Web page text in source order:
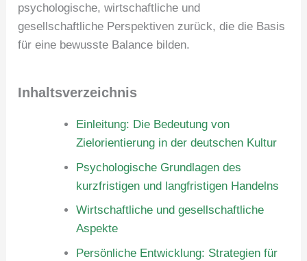
psychologische, wirtschaftliche und
gesellschaftliche Perspektiven zurück, die die Basis
für eine bewusste Balance bilden.
Inhaltsverzeichnis
Einleitung: Die Bedeutung von
Zielorientierung in der deutschen Kultur
Psychologische Grundlagen des
kurzfristigen und langfristigen Handelns
Wirtschaftliche und gesellschaftliche
Aspekte
Persönliche Entwicklung: Strategien für